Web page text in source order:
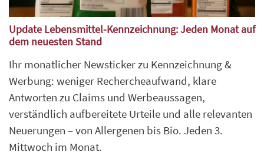
Update Lebensmittel-Kennzeichnung: Jeden Monat auf
dem neuesten Stand
Ihr monatlicher Newsticker zu Kennzeichnung &
Werbung: weniger Rechercheaufwand, klare
Antworten zu Claims und Werbeaussagen,
verständlich aufbereitete Urteile und alle relevanten
Neuerungen – von Allergenen bis Bio. Jeden 3.
Mittwoch im Monat.